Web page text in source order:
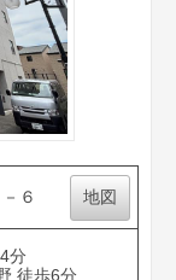
６ 地図
分
徒歩6分